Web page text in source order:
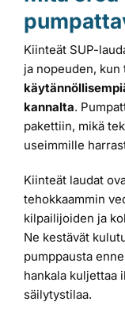
Kiinteät SUP-
ja nopeuden, kun
kannalta.
pakettiin, mikä
useimmille
Kiinteät laudat
tehokkaammin
kilpailijoiden ja
Ne kestävät
pumppausta
hankala kuljettaa
säilytystilaa.